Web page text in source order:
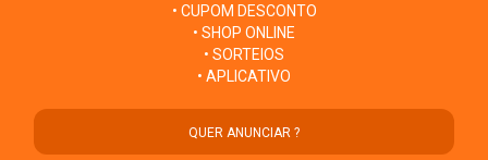
• CUPOM DESCONTO
• SHOP ONLINE
• SORTEIOS
• APLICATIVO
QUER ANUNCIAR ?